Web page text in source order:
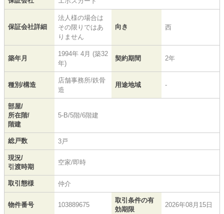
保証会社詳細
法人様の場合は
その限りではあ
りません
向き 西
築年月
1994年 4月 (築32
年)
契約期間 2年
種別/構造
店舗事務所/鉄骨
造
用途地域 -
部屋/
所在階/
階建
5-B/5階/6階建
総戸数 3戸
現況/
引渡時期
空家/即時
取引態様 仲介
物件番号 103889675
取引条件の有
効期限
2026年08月15日